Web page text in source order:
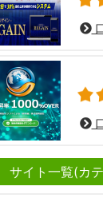
サイト一覧(カ